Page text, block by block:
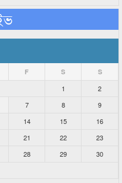
F S S
1
2
7 8
9
14 15
16
21 22
23
28 29
30